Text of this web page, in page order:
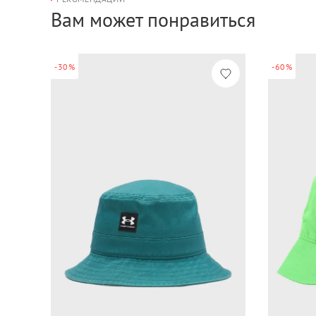
Вам может понравиться
-30% -60%